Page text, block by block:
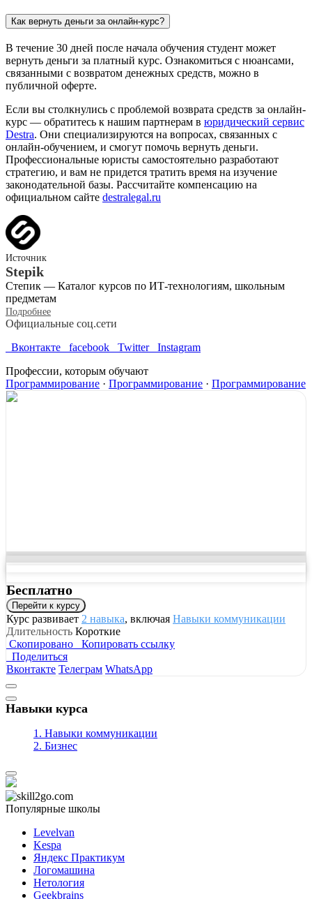
Как вернуть деньги за онлайн-курс?
В течение 30 дней после начала обучения студент может
вернуть деньги за платный курс. Ознакомиться с нюансами,
связанными с возвратом денежных средств, можно в
публичной оферте.
Если вы столкнулись с проблемой возврата средств за онлайн-
курс — обратитесь к нашим партнерам в юридический сервис
Destra. Они специализируются на вопросах, связанных с
онлайн-обучением, и смогут помочь вернуть деньги.
Профессиональные юристы самостоятельно разработают
стратегию, и вам не придется тратить время на изучение
законодательной базы. Рассчитайте компенсацию на
официальном сайте destralegal.ru
Источник
Stepik
Степик — Каталог курсов по ИТ-технологиям, школьным
предметам
Подробнее
Официальные соц.сети
Вконтакте
facebook Twitter
Instagram
Профессии, которым обучают
Программирование · Программирование · Программирование
Бесплатно
Перейти к курсу
Курс развивает 2 навыка, включая Навыки коммуникации
Длительность Короткие
Скопировано
Копировать ссылку
Поделиться
Вконтакте Телеграм WhatsApp
Навыки курса
1. Навыки коммуникации
2. Бизнес
Популярные школы
Levelvan
Kespa
Яндекс Практикум
Логомашина
Нетология
Geekbrains